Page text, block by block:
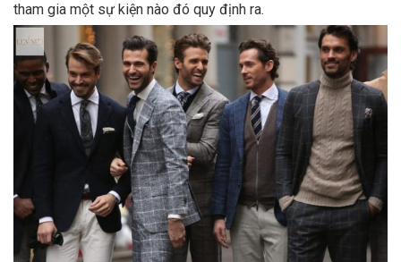
tham gia một sự kiện nào đó quy định ra.